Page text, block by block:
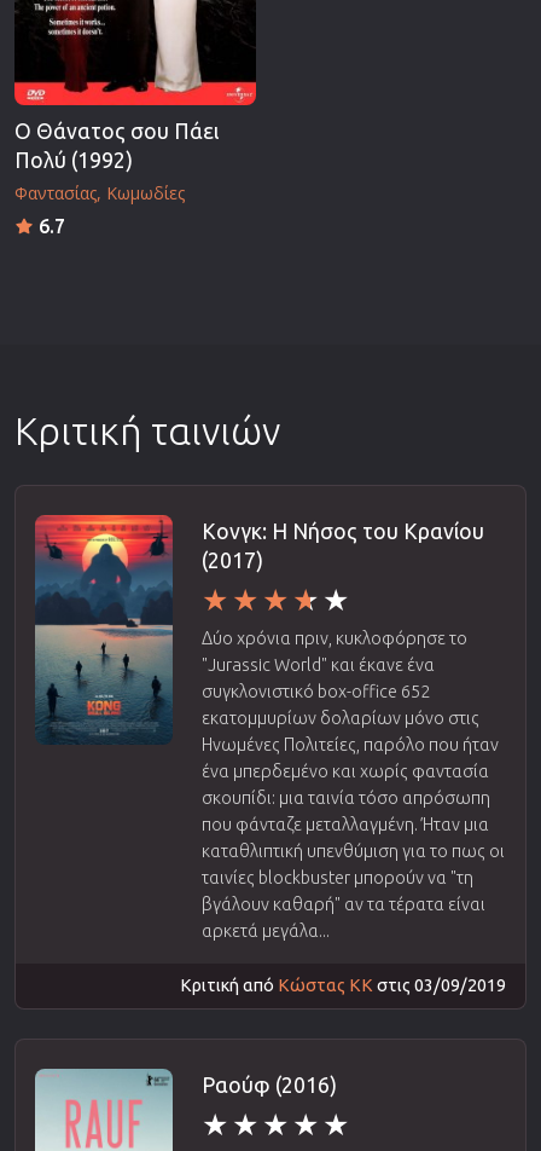
Ο Θάνατος σου Πάει
Πολύ (1992)
Φαντασίας Κωμωδίες
6.7
Κριτική ταινιών
Κονγκ: Η Νήσος του Κρανίου
(2017)
Δύο χρόνια πριν, κυκλοφόρησε το
"Jurassic World" και έκανε ένα
συγκλονιστικό box-office 652
εκατομμυρίων δολαρίων μόνο στις
Ηνωμένες Πολιτείες, παρόλο που ήταν
ένα μπερδεμένο και χωρίς φαντασία
σκουπίδι: μια ταινία τόσο απρόσωπη
που φάνταζε μεταλλαγμένη. Ήταν μια
καταθλιπτική υπενθύμιση για το πως οι
ταινίες blockbuster μπορούν να "τη
βγάλουν καθαρή" αν τα τέρατα είναι
αρκετά μεγάλα...
Κριτική από Κώστας ΚΚστις 03/09/2019
Ραούφ (2016)